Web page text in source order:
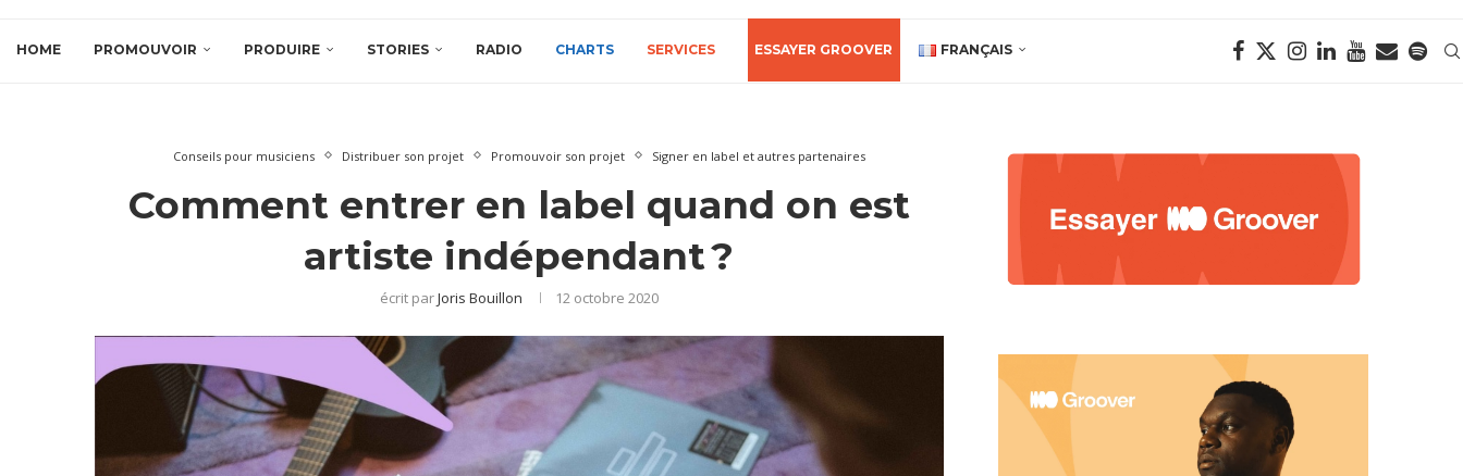
HOME PROMOUVOIR PRODUIRE STORIES RADIO CHARTS SERVICES ESSAYER GROOVER FRANÇAIS
Conseils pour musiciens Distribuer son projet Promouvoir son projet Signer en label et autres partenaires
Comment entrer en label quand on est
artiste indépendant ?
écrit parJoris Bouillon 12 octobre 2020